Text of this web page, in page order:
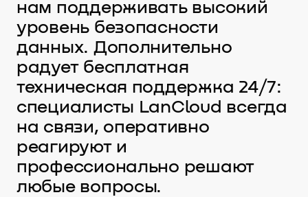
нам поддерживать высокий
уровень безопасности
данных. Дополнительно
радует бесплатная
техническая поддержка 24/7:
специалисты LanCloud всегда
на связи, оперативно
реагируют и
профессионально решают
любые вопросы.